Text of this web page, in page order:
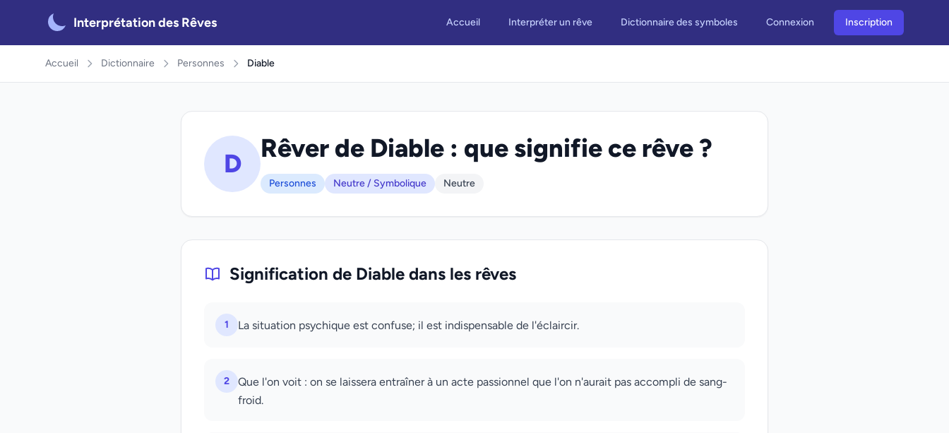
Interprétation des Rêves Accueil Interpréter un rêve Dictionnaire des symboles Connexion Inscription
Accueil Dictionnaire Personnes Diable
D
Rêver de Diable : que signifie ce rêve ?
Personnes Neutre / Symbolique Neutre
Signification de Diable dans les rêves
1 La situation psychique est confuse; il est indispensable de l'éclaircir.
2
Que l'on voit : on se laissera entraîner à un acte passionnel que l'on n'aurait pas accompli de sang-
froid.